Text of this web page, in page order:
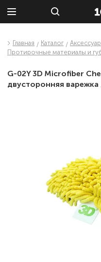
Главная Каталог
Протирочные материалы и
G-02Y 3D Microfiber
двусторонняя